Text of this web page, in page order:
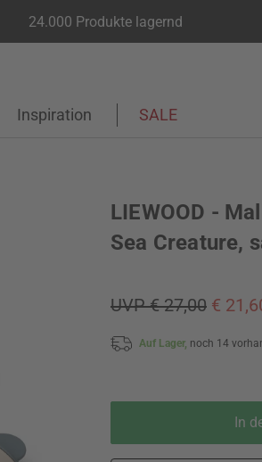
24.000 Produkte lagernd
Inspiration SALE
LIEWOOD -
Sea Creature,
UVP € 27,00 €
Auf Lager, noch 14
In